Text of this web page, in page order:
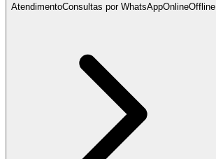
AtendimentoConsultas por WhatsAppOnlineOffline